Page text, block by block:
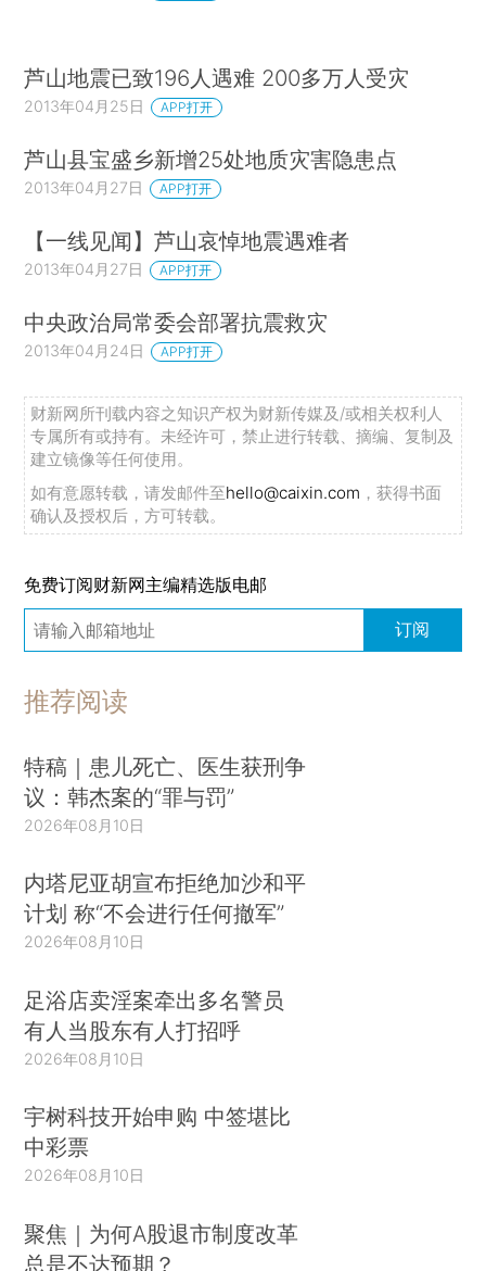
芦山地震已致196人遇难 200多万人受灾
2013年04月25日 APP打开
芦山县宝盛乡新增25处地质灾害隐患点
2013年04月27日 APP打开
【一线见闻】芦山哀悼地震遇难者
2013年04月27日 APP打开
中央政治局常委会部署抗震救灾
2013年04月24日 APP打开
财新网所刊载内容之知识产权为财新传媒及/或相关权利人
专属所有或持有。未经许可，禁止进行转载、摘编、复制及
建立镜像等任何使用。
如有意愿转载，请发邮件至hello@caixin.com ，获得书面
确认及授权后，方可转载。
免费订阅财新网主编精选版电邮
订阅
推荐阅读
特稿｜患儿死亡、医生获刑争
议：韩杰案的“罪与罚”
2026年08月10日
内塔尼亚胡宣布拒绝加沙和平
计划 称“不会进行任何撤军”
2026年08月10日
足浴店卖淫案牵出多名警员
有人当股东有人打招呼
2026年08月10日
宇树科技开始申购 中签堪比
中彩票
2026年08月10日
聚焦｜为何A股退市制度改革
总是不达预期？